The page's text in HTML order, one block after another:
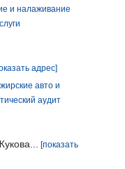
и налаживание
адрес]
авто и
аудит
[показать